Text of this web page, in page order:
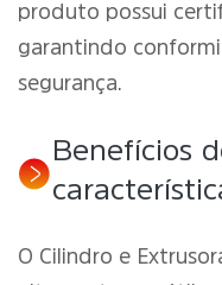
produto possui
garantindo
segurança.
Benefícios
O Cilindro e